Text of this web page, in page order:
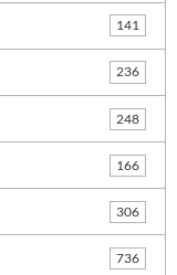
141
236
248
166
306
736